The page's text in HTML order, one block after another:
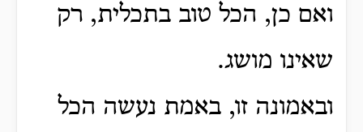
ואם כן, הכל טוב בתכלית, רק
שאינו מושג.
ובאמונה זו, באמת נעשה הכל